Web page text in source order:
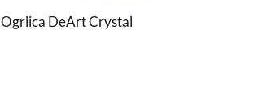
Ogrlica DeArt Crystal